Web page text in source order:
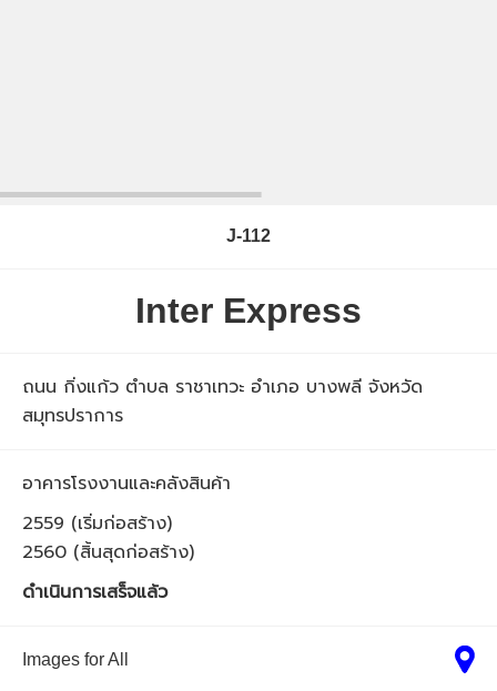
J-112
Inter Express
ถนน กิ่งแก้ว ตำบล ราชาเทวะ อำเภอ บางพลี จังหวัด
สมุทรปราการ
อาคารโรงงานและคลังสินค้า
2559 (เริ่มก่อสร้าง)
2560 (สิ้นสุดก่อสร้าง)
ดำเนินการเสร็จแล้ว
Images for All